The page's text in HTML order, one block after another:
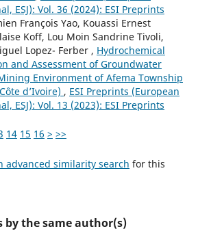
ESJ): Vol. 36 (2024): ESI Preprints
François Yao, Kouassi Ernest
Koff, Lou Moin Sandrine Tivoli,
Lopez- Ferber , Hydrochemical
and Assessment of Groundwater
Environment of Afema Township
d’Ivoire) , ESI Preprints (European
ESJ): Vol. 13 (2023): ESI Preprints
14 15 16 > >>
advanced similarity search for this
by the same author(s)